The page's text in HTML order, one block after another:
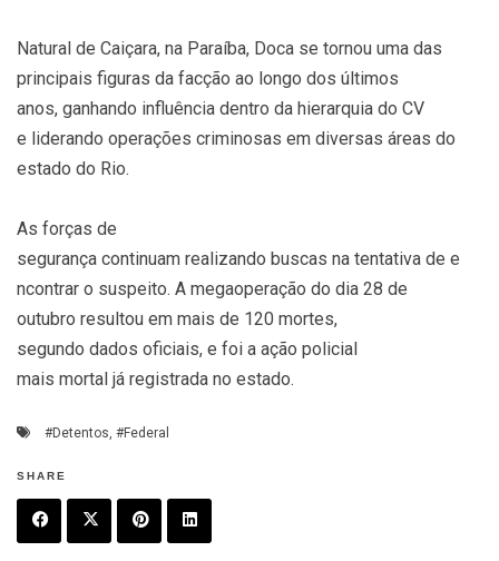
Natural de Caiçara, na Paraíba, Doca se tornou uma das
principais figuras da facção ao longo dos últimos
anos, ganhando influência dentro da hierarquia do CV
e liderando operações criminosas em diversas áreas do
estado do Rio.
As forças de
segurança continuam realizando buscas na tentativa de e
ncontrar o suspeito. A megaoperação do dia 28 de
outubro resultou em mais de 120 mortes,
segundo dados oficiais, e foi a ação policial
mais mortal já registrada no estado.
#Detentos #Federal
SHARE